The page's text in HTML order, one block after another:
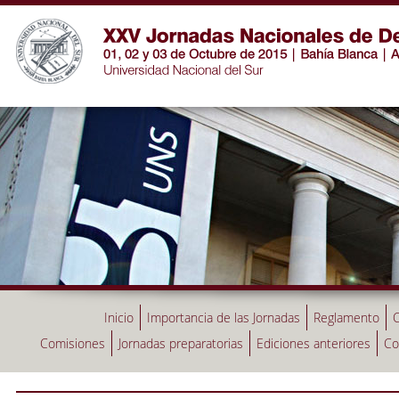
Inicio Importancia de las Jornadas Reglamento
Comisiones
Jornadas preparatorias Ediciones anteriores